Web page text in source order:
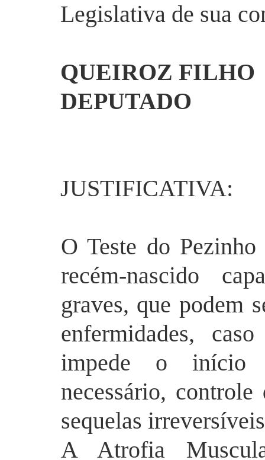
Legislativa de sua
QUEIROZ FILHO
DEPUTADO
JUSTIFICATIVA:
O Teste do
recém-nascido
graves, que podem
enfermidades,
impede o início
necessário,
sequelas
A Atrofia